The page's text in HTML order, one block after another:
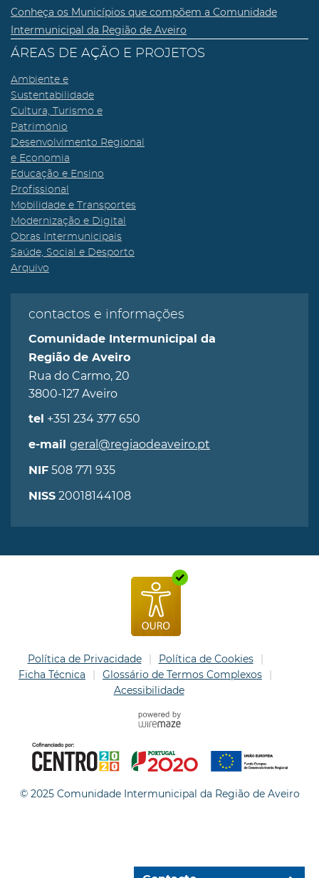
Conheça os Municípios que compõem a Comunidade
Intermunicipal da Região de Aveiro
ÁREAS DE AÇÃO E PROJETOS
Ambiente e
Sustentabilidade
Cultura, Turismo e
Património
Desenvolvimento Regional
e Economia
Educação e Ensino
Profissional
Mobilidade e Transportes
Modernização e Digital
Obras Intermunicipais
Saúde, Social e Desporto
Arquivo
contactos e informações
Comunidade Intermunicipal da
Região de Aveiro
Rua do Carmo, 20
3800-127 Aveiro
tel +351 234 377 650
e-mail geral@regiaodeaveiro.pt
NIF 508 771 935
NISS 20018144108
Política de Privacidade
Política de Cookies
Ficha Técnica
Glossário de Termos Complexos
Acessibilidade
© 2025 Comunidade Intermunicipal da Região de Aveiro